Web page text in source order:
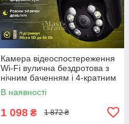
Камера відеоспостереження
Wi-Fi вулична бездротова з
нічним баченням і 4-кратним
зумом, A8B-4MP-Black/Whitе
В наявності
1 098 ₴ 1 872 ₴